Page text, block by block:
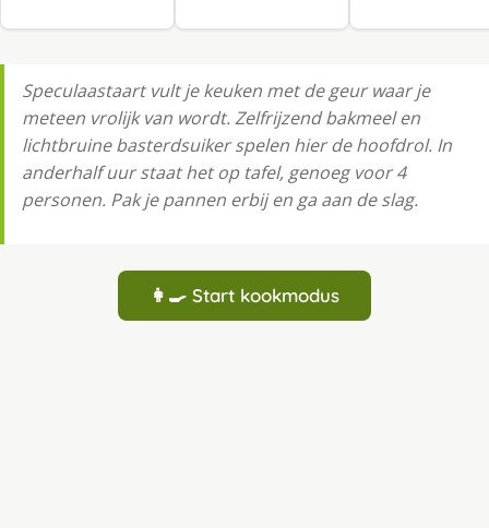
Speculaastaart vult je keuken met de geur waar je
meteen vrolijk van wordt. Zelfrijzend bakmeel en
lichtbruine basterdsuiker spelen hier de hoofdrol. In
anderhalf uur staat het op tafel, genoeg voor 4
personen. Pak je pannen erbij en ga aan de slag.
👩‍🍳 Start kookmodus